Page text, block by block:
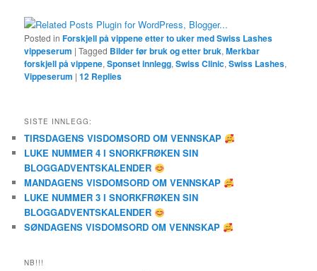
Posted in Forskjell på vippene etter to uker med Swiss Lashes
vippeserum |Tagged Bilder før bruk og etter bruk,Merkbar
forskjell på vippene,Sponset innlegg,Swiss Clinic,Swiss Lashes,
Vippeserum |12 Replies
SISTE INNLEGG:
TIRSDAGENS VISDOMSORD OM VENNSKAP
LUKE NUMMER 4 I SNORKFRØKEN SIN
BLOGGADVENTSKALENDER
MANDAGENS VISDOMSORD OM VENNSKAP
LUKE NUMMER 3 I SNORKFRØKEN SIN
BLOGGADVENTSKALENDER
SØNDAGENS VISDOMSORD OM VENNSKAP
NB!!!